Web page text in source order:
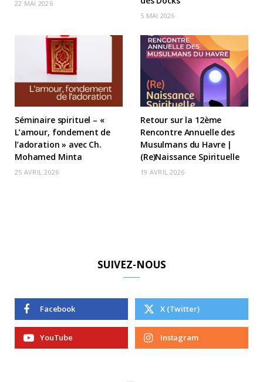
22 MAI 2026
5 MAI 2026
Séminaire spirituel – «
L’amour, fondement de
l’adoration » avec Ch.
Mohamed Minta
25 AVRIL 2026
Retour sur la 12ème
Rencontre Annuelle des
Musulmans du Havre |
(Re)Naissance Spirituelle
19 AVRIL 2026
SUIVEZ-NOUS
Facebook X (Twitter)
YouTube Instagram